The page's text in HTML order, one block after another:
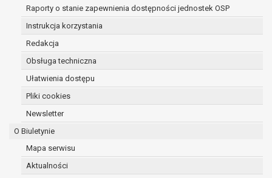
Raporty o stanie zapewnienia dostępności jednostek OSP
Instrukcja korzystania
Redakcja
Obsługa techniczna
Ułatwienia dostępu
Pliki cookies
Newsletter
O Biuletynie
Mapa serwisu
Aktualności
której dane dotyczą, potrzebuje ich do
ustalenia, obrony lub dochodzenia
osoba, której dane dotyczą, wniosła
sprzeciw wobec przetwarzania
danych - do czasu ustalenia czy
stronie administratora są nadrzędne
podstawie art. 20 RODO, w przypadku gdy
łącznie spełnione są następujące przesłanki:
przetwarzanie danych odbywa się na